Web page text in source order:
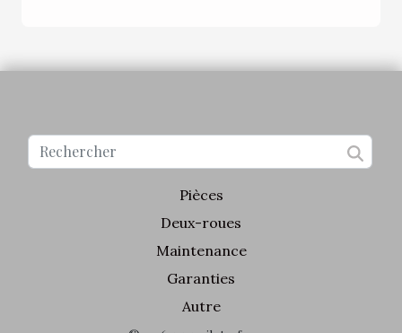
Pièces
Deux-roues
Maintenance
Garanties
Autre